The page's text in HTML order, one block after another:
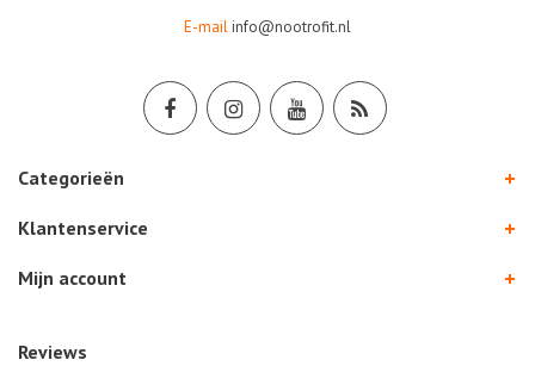
E-mailinfo@nootrofit.nl
Categorieën
Klantenservice
Mijn account
Reviews